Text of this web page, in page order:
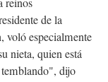
de la
voló especialmente
nieta, quien está
dijo